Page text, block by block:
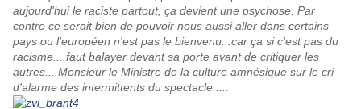
aujourd'hui le raciste partout, ça devient une psychose. Par
contre ce serait bien de pouvoir nous aussi aller dans certains
pays ou l'européen n'est pas le bienvenu...car ça si c'est pas du
racisme....faut balayer devant sa porte avant de critiquer les
autres....Monsieur le Ministre de la culture amnésique sur le cri
d'alarme des intermittents du spectacle.....